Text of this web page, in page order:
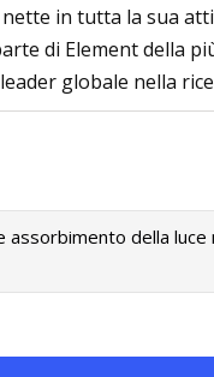
in tutta la sua
di Element della
globale nella
assorbimento della luce